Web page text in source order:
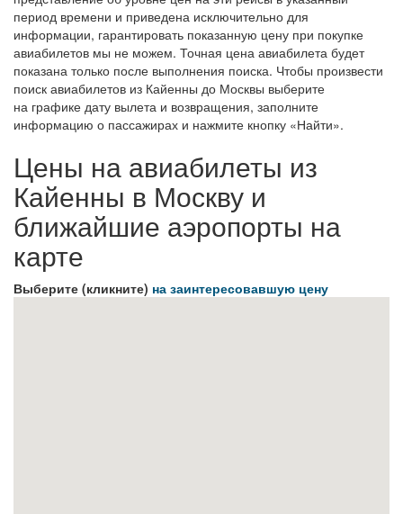
период времени и приведена исключительно для
информации, гарантировать показанную цену при покупке
авиабилетов мы не можем. Точная цена авиабилета будет
показана только после выполнения поиска. Чтобы произвести
поиск авиабилетов из Кайенны до Москвы выберите
на графике дату вылета и возвращения, заполните
информацию о пассажирах и нажмите кнопку «Найти».
Цены на авиабилеты из
Кайенны в Москву и
ближайшие аэропорты на
карте
Выберите (кликните) на заинтересовавшую цену